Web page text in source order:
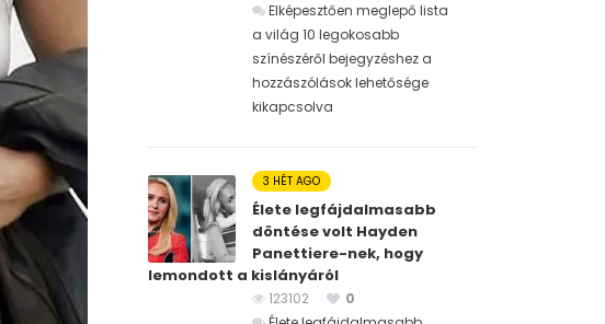
Elképesztően meglepő lista
a világ 10 legokosabb
színészéről bejegyzéshez a
hozzászólások lehetősége
kikapcsolva
3 HÉT AGO
Élete legfájdalmasabb
döntése volt Hayden
Panettiere-nek, hogy
lemondott a kislányáról
123102
0